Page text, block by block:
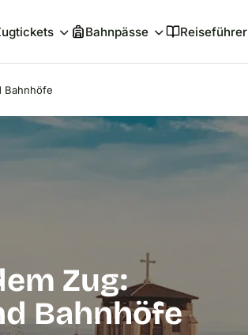
Bahnpässe Reiseführer
Bahnhöfe
Zug:
Bahnhöfe